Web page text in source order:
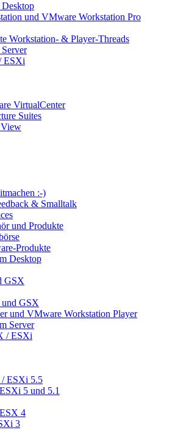
und VMware Workstation Pro
Workstation- & Player-Threads
ESXi
VirtualCenter
Suites
:-)
& Smalltalk
und Produkte
Produkte
Desktop
GSX
GSX
und VMware Workstation Player
Server
/ ESXi
/ ESXi 5.5
5 und 5.1
4
3